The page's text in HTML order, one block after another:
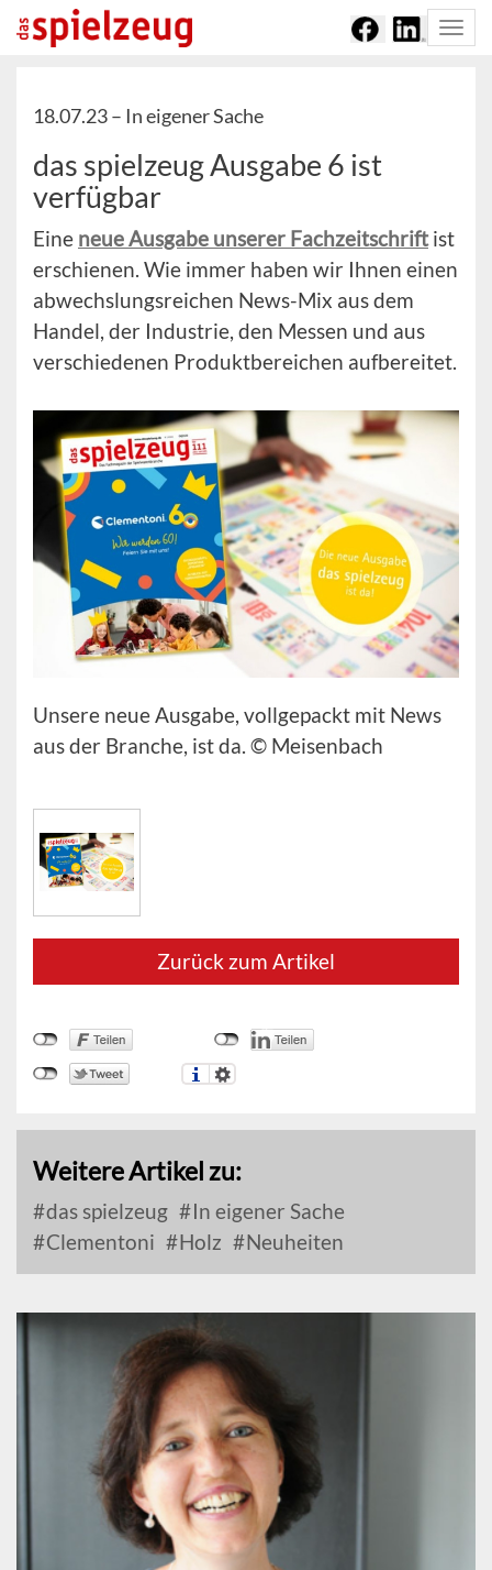
18.07.23 – In eigener Sache
das spielzeug Ausgabe 6 ist
verfügbar
Eine neue Ausgabe unserer Fachzeitschriftist
erschienen. Wie immer haben wir Ihnen einen
abwechslungsreichen News-Mix aus dem
Handel, der Industrie, den Messen und aus
verschiedenen Produktbereichen aufbereitet.
Unsere neue Ausgabe, vollgepackt mit News
aus der Branche, ist da. © Meisenbach
Zurück zum Artikel
Weitere Artikel zu:
das spielzeug
In eigener Sache
Clementoni
Holz Neuheiten